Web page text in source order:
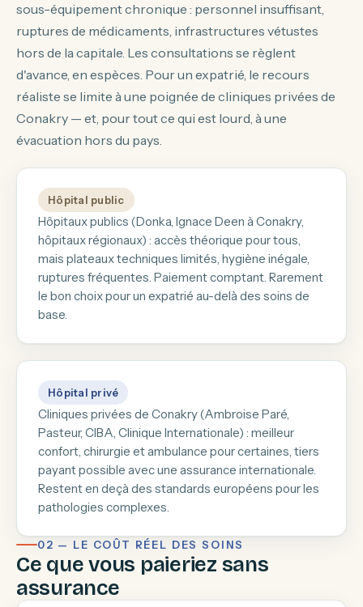
sous-équipement chronique : personnel insuffisant,
ruptures de médicaments, infrastructures vétustes
hors de la capitale. Les consultations se règlent
d'avance, en espèces. Pour un expatrié, le recours
réaliste se limite à une poignée de cliniques privées de
Conakry — et, pour tout ce qui est lourd, à une
évacuation hors du pays.
Hôpital public
Hôpitaux publics (Donka, Ignace Deen à Conakry,
hôpitaux régionaux) : accès théorique pour tous,
mais plateaux techniques limités, hygiène inégale,
ruptures fréquentes. Paiement comptant. Rarement
le bon choix pour un expatrié au-delà des soins de
base.
Hôpital privé
Cliniques privées de Conakry (Ambroise Paré,
Pasteur, CIBA, Clinique Internationale) : meilleur
confort, chirurgie et ambulance pour certaines, tiers
payant possible avec une assurance internationale.
Restent en deçà des standards européens pour les
pathologies complexes.
02 — LE COÛT RÉEL DES SOINS
Ce que vous paieriez sans
assurance